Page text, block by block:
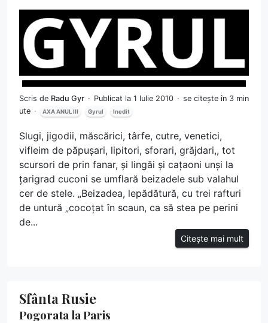
Scris de Radu Gyr Publicat la 1 Iulie 2010
se citește în 3 min
ute
AXA ANUL III Gyrul Inedit
Slugi, jigodii, măscărici, târfe, cutre, venetici,
vifleim de păpușari, lipitori, sforari, grăjdari,, tot
scursori de prin fanar, și lingăi și cațaoni unși la
țarigrad cuconi se umflară beizadele sub valahul
cer de stele. „Beizadea, lepădătură, cu trei rafturi
de untură „cocoțat în scaun, ca să stea pe perini
de...
Citește mai mult
Sfânta Rusie
Pogorata la Paris